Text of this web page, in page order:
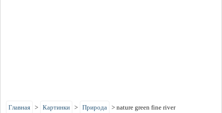
Главная > Картинки > Природа > nature green fine river